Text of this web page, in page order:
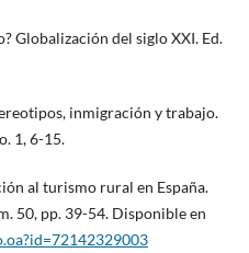
Globalización del siglo XXI. Ed.
inmigración y trabajo.
1, 6-15.
al turismo rural en España.
50, pp. 39-54. Disponible en